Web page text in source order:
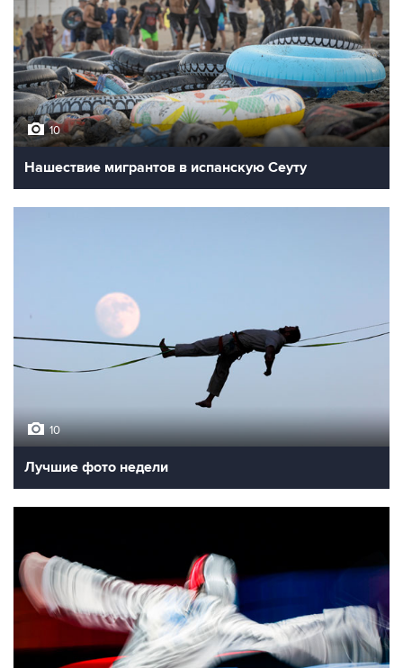
10
Нашествие мигрантов в испанскую Сеуту
10
Лучшие фото недели